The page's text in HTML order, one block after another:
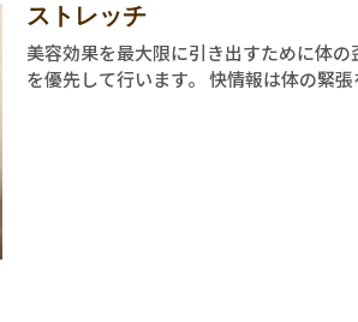
ストレッチ
美容効果を最大限に引き出すために体
を優先して行います。 快情報は体の緊